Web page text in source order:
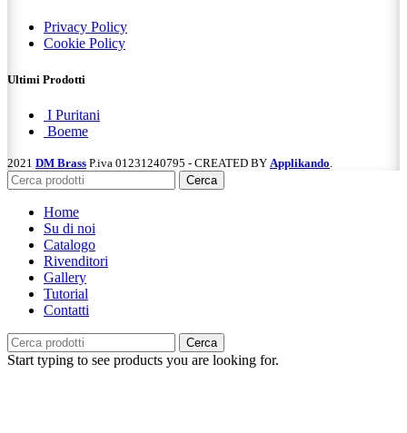
Privacy Policy
Cookie Policy
Ultimi Prodotti
I Puritani
Boeme
2021 DM Brass P.iva 01231240795 - CREATED BY Applikando
Cerca
Home
Su di noi
Catalogo
Rivenditori
Gallery
Tutorial
Contatti
Cerca
Start typing to see products you are looking for.